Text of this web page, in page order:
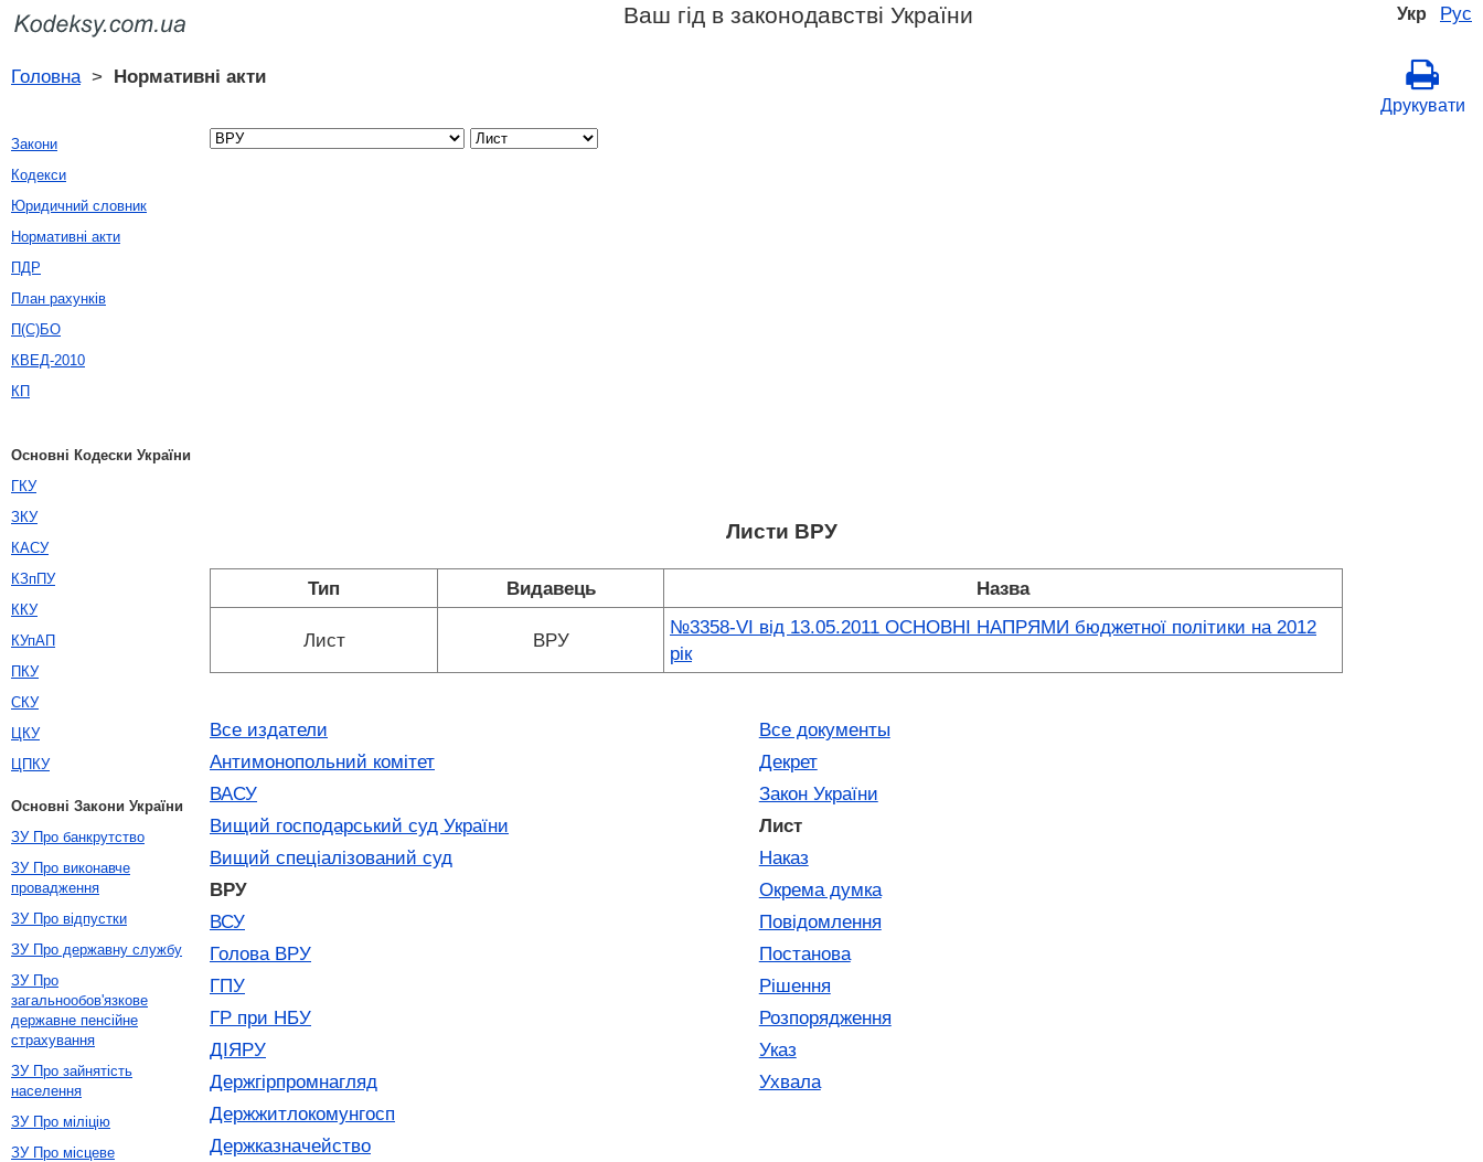
Укр Рус
Ваш гід в законодавстві України
Головна> Нормативні акти
Друкувати
Листи ВРУ
Тип Видавець Назва
Лист ВРУ
№3358-VI від 13.05.2011 ОСНОВНІ НАПРЯМИ бюджетної політики на 2012
рік
Все издатели
Антимонопольний комітет
ВАСУ
Вищий господарський суд України
Вищий спеціалізований суд
ВРУ
ВСУ
Голова ВРУ
ГПУ
ГР при НБУ
ДІЯРУ
Держгірпромнагляд
Держжитлокомунгосп
Держказначейство
Все документы
Декрет
Закон України
Лист
Наказ
Окрема думка
Повідомлення
Постанова
Рішення
Розпорядження
Указ
Ухвала
Закони
Кодекси
Юридичний словник
Нормативні акти
ПДР
План рахунків
П(С)БО
КВЕД-2010
КП
Основні Кодески України
ГКУ
ЗКУ
КАСУ
КЗпПУ
ККУ
КУпАП
ПКУ
СКУ
ЦКУ
ЦПКУ
Основні Закони України
ЗУ Про банкрутство
ЗУ Про виконавче
провадження
ЗУ Про відпустки
ЗУ Про державну службу
ЗУ Про
загальнообов'язкове
державне пенсійне
страхування
ЗУ Про зайнятість
населення
ЗУ Про міліцію
ЗУ Про місцеве